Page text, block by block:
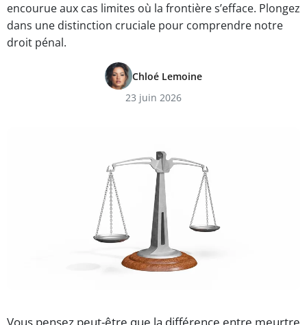
encourue aux cas limites où la frontière s’efface. Plongez
dans une distinction cruciale pour comprendre notre
droit pénal.
Chloé Lemoine
23 juin 2026
Vous pensez peut-être que la différence entre meurtre